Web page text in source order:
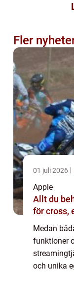
Fler
01 juli 2026
Apple
Allt du
för cross,
Medan
funktioner
och unika